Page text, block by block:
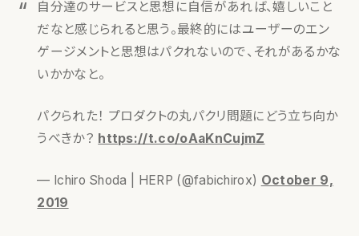
自分達のサービスと思想に自信があれば、嬉しいこと
だなと感じられると思う。最終的にはユーザーのエン
ゲージメントと思想はパクれないので、それがあるかな
いかかなと。
パクられた！ プロダクトの丸パクリ問題にどう立ち向か
うべきか？ https://t.co/oAaKnCujmZ
— Ichiro Shoda | HERP (@fabichirox) October 9,
2019